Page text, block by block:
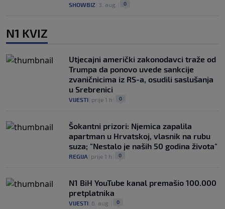
SHOWBIZ 3. aug. 0
N1 KVIZ
Utjecajni američki zakonodavci traže od
Trumpa da ponovo uvede sankcije
zvaničnicima iz RS-a, osudili saslušanja
u Srebrenici
VIJESTI prije 1 h 0
Šokantni prizori: Njemica zapalila
apartman u Hrvatskoj, vlasnik na rubu
suza; "Nestalo je naših 50 godina života"
REGIJA prije 1 h 0
N1 BiH YouTube kanal premašio 100.000
pretplatnika
VIJESTI 6. aug. 0